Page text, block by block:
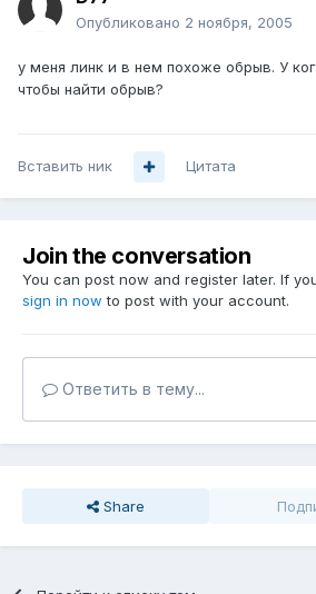
Опубликовано 2 ноября, 2005
у меня линк и в нем похоже обрыв. У
чтобы найти обрыв?
Вставить ник Цитата
Join the conversation
You can post now and register later. If
sign in now to post with your account.
Ответить в тему...
Share